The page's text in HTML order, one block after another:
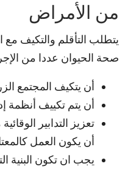
من الأمراض
يتطلب التأقلم والتكيف مع
صحة الحيوان عددا من
أن يتكيف المجتمع
أن يتم تكييف أنظمة
تعزيز التدابير
أن يكون العمل
يجب ان تكون البنية